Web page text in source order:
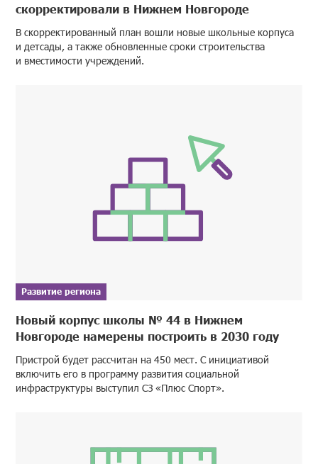
скорректировали в Нижнем Новгороде
В скорректированный план вошли новые школьные корпуса
и детсады, а также обновленные сроки строительства
и вместимости учреждений.
Развитие региона
Новый корпус школы № 44 в Нижнем
Новгороде намерены построить в 2030 году
Пристрой будет рассчитан на 450 мест. С инициативой
включить его в программу развития социальной
инфраструктуры выступил СЗ «Плюс Спорт».